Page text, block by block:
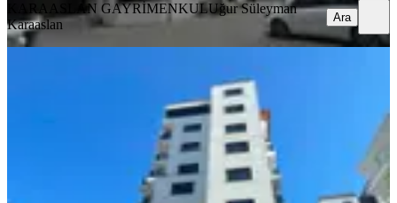
KARAASLAN GAYRİMENKULUğur Süleyman
Karaaslan
Ara
Baraj Yolu Cazip Daire
Seyhan, Yenibaraj Mahallesi
80 m² ·4. Kat ·06.08.2026
29.000 ₺